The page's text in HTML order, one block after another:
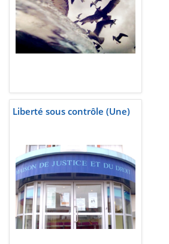
Liberté sous contrôle (Une)